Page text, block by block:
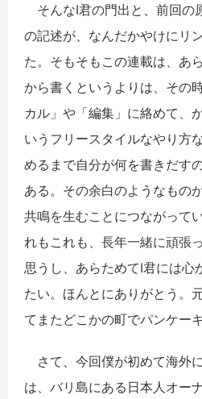
そんなI君の門出と、前回の
の記述が、なんだかやけにリ
た。そもそもこの連載は、あ
から書くというよりは、その
カル」や「編集」に絡めて、
いうフリースタイルなやり方
めるまで自分が何を書きだす
ある。その余白のようなもの
共鳴を生むことにつながって
れもこれも、長年一緒に頑張
思うし、あらためてI君には心
たい。ほんとにありがとう。
てまたどこかの町でパンケー
さて、今回僕が初めて海外
は、バリ島にある日本人オー